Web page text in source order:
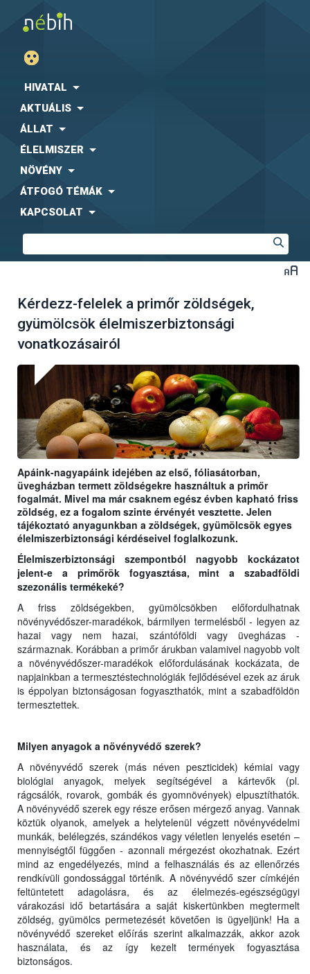
HIVATAL
AKTUÁLIS
ÁLLAT
ÉLELMISZER
NÖVÉNY
ÁTFOGÓ TÉMÁK
KAPCSOLAT
Kérdezz-felelek a primőr zöldségek,
gyümölcsök élelmiszerbiztonsági
vonatkozásairól
Apáink-nagyapáink idejében az első, fóliasátorban,
üvegházban termett zöldségekre használtuk a primőr
fogalmát. Mivel ma már csaknem egész évben kapható friss
zöldség, ez a fogalom szinte érvényét vesztette. Jelen
tájékoztató anyagunkban a zöldségek, gyümölcsök egyes
élelmiszerbiztonsági kérdéseivel foglalkozunk.
Élelmiszerbiztonsági szempontból nagyobb kockázatot
jelent-e a primőrök fogyasztása, mint a szabadföldi
szezonális termékeké?
A friss zöldségekben, gyümölcsökben előfordulhatnak
növényvédőszer-maradékok, bármilyen termelésből - legyen az
hazai vagy nem hazai, szántóföldi vagy üvegházas -
származnak. Korábban a primőr árukban valamivel nagyobb volt
a növényvédőszer-maradékok előfordulásának kockázata, de
napjainkban a termesztéstechnológiák fejlődésével ezek az áruk
is éppolyan biztonságosan fogyaszthatók, mint a szabadföldön
termesztettek.
Milyen anyagok a növényvédő szerek?
A növényvédő szerek (más néven peszticidek) kémiai vagy
biológiai anyagok, melyek segítségével a kártevők (pl.
rágcsálók, rovarok, gombák és gyomnövények) elpusztíthatók.
A növényvédő szerek egy része erősen mérgező anyag. Vannak
köztük olyanok, amelyek a helytelenül végzett növényvédelmi
munkák, belélegzés, szándékos vagy véletlen lenyelés esetén –
mennyiségtől függően - azonnali mérgezést okozhatnak. Ezért
mind az engedélyezés, mind a felhasználás és az ellenőrzés
rendkívüli gondossággal történik. A növényvédő szer címkéjén
feltüntetett adagolásra, és az élelmezés-egészségügyi
várakozási idő betartására a saját kiskertünkben megtermelt
zöldség, gyümölcs permetezését követően is ügyeljünk! Ha a
növényvédő szereket előírás szerint alkalmazzák, akkor azok
használata, és az így kezelt termények fogyasztása
biztonságos.